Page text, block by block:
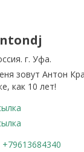
г. Уфа.
зовут Антон
как 10 лет!
+79613684340